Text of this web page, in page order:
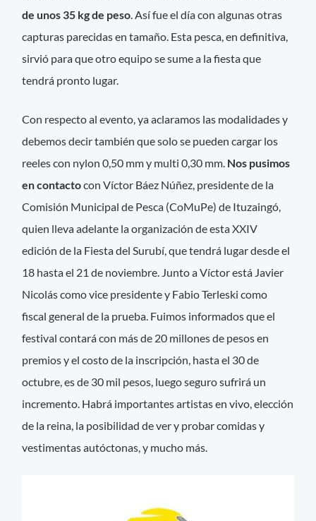
de unos 35 kg de peso . Así fue el día con algunas otras
capturas parecidas en tamaño. Esta pesca, en definitiva,
sirvió para que otro equipo se sume a la fiesta que
tendrá pronto lugar.
Con respecto al evento, ya aclaramos las modalidades y
debemos decir también que solo se pueden cargar los
reeles con nylon 0,50 mm y multi 0,30 mm. Nos pusimos
en contactocon Víctor Báez Núñez, presidente de la
Comisión Municipal de Pesca (CoMuPe) de Ituzaingó,
quien lleva adelante la organización de esta XXIV
edición de la Fiesta del Surubí, que tendrá lugar desde el
18 hasta el 21 de noviembre. Junto a Víctor está Javier
Nicolás como vice presidente y Fabio Terleski como
fiscal general de la prueba. Fuimos informados que el
festival contará con más de 20 millones de pesos en
premios y el costo de la inscripción, hasta el 30 de
octubre, es de 30 mil pesos, luego seguro sufrirá un
incremento. Habrá importantes artistas en vivo, elección
de la reina, la posibilidad de ver y probar comidas y
vestimentas autóctonas, y mucho más.